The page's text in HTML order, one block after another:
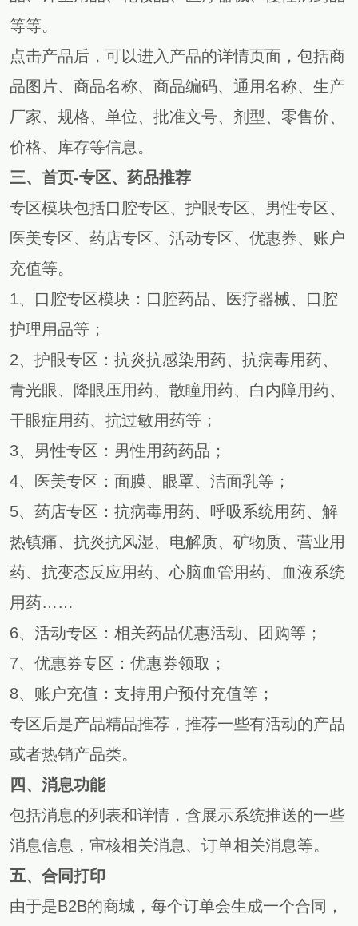
等等。
点击产品后，可以进入产品的详情页面，包括商
品图片、商品名称、商品编码、通用名称、生产
厂家、规格、单位、批准文号、剂型、零售价、
价格、库存等信息。
三、 首页-专区、药品推荐
专区模块包括口腔专区、护眼专区、男性专区、
医美专区、药店专区、活动专区、优惠券、账户
充值等。
1、口腔专区模块：口腔药品、医疗器械、口腔
护理用品等；
2、护眼专区：抗炎抗感染用药、抗病毒用药、
青光眼、降眼压用药、散瞳用药、白内障用药、
干眼症用药、抗过敏用药等；
3、男性专区：男性用药药品；
4、医美专区：面膜、眼罩、洁面乳等；
5、药店专区：抗病毒用药、呼吸系统用药、解
热镇痛、抗炎抗风湿、电解质、矿物质、营业用
药、抗变态反应用药、心脑血管用药、血液系统
用药……
6、活动专区：相关药品优惠活动、团购等；
7、优惠券专区：优惠券领取；
8、账户充值：支持用户预付充值等；
专区后是产品精品推荐，推荐一些有活动的产品
或者热销产品类。
四、 消息功能
包括消息的列表和详情，含展示系统推送的一些
消息信息，审核相关消息、订单相关消息等。
五、 合同打印
由于是B2B的商城，每个订单会生成一个合同，